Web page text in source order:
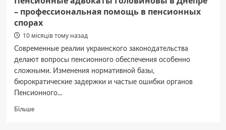
– профессиональная помощь в пенсионных
спорах
10 місяців тому назад
Современные реалии украинского законодательства
делают вопросы пенсионного обеспечения особенно
сложными. Изменения нормативной базы,
бюрократические задержки и частые ошибки органов
Пенсионного...
БільшеДокладніше